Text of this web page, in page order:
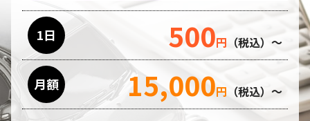
1日 500円 （税込）～
月額 15,000円 （税込）～